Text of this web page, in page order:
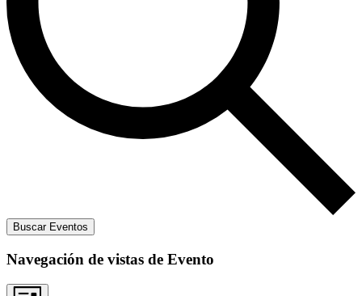
Buscar Eventos
Navegación de vistas de Evento